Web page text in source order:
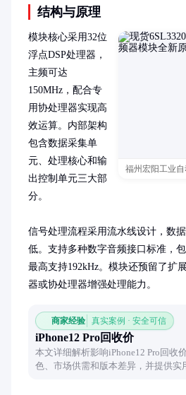
结构与原理
福州宏阳工业
模块核心采用32位
浮点DSP处理器，
主频可达
150MHz，配合专
用协处理器实现高
效运算。内部架构
包含数据采集单
元、处理核心和输
出控制单元三大部
分。
信号处理流程采用流水线设计，数
低。支持多种数字音频接口标准，
最高支持192kHz。模块还预留了扩
器或协处理器增强处理能力。
商家经验 真实案例 · 安全可信
iPhone12 Pro回收价
本文详细解析影响iPhone12 Pro回收
色、市场供需和版本差异，并提供实